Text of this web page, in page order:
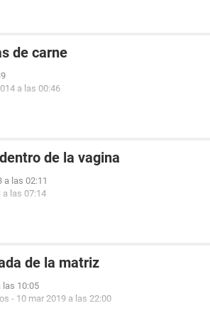
de carne
a las 00:46
de la vagina
a las 02:11
a las 07:14
de la matriz
las 10:05
- 10 mar 2019 a las 22:00